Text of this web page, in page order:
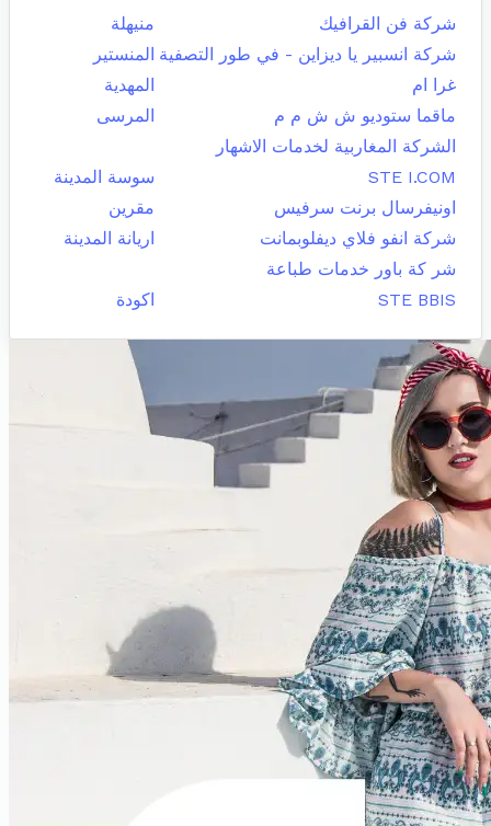
شركة فن القرافيك
منيهلة
شركة انسبير يا ديزاين - في طور التصفية المنستير
غرا ام
المهدية
ماقما ستوديو ش ش م م
المرسى
الشركة المغاربية لخدمات الاشهار
STE I.COM
سوسة المدينة
اونيفرسال برنت سرفيس
مقرين
شركة انفو فلاي ديفلوبمانت
اريانة المدينة
شر كة باور خدمات طباعة
STE BBIS
اكودة